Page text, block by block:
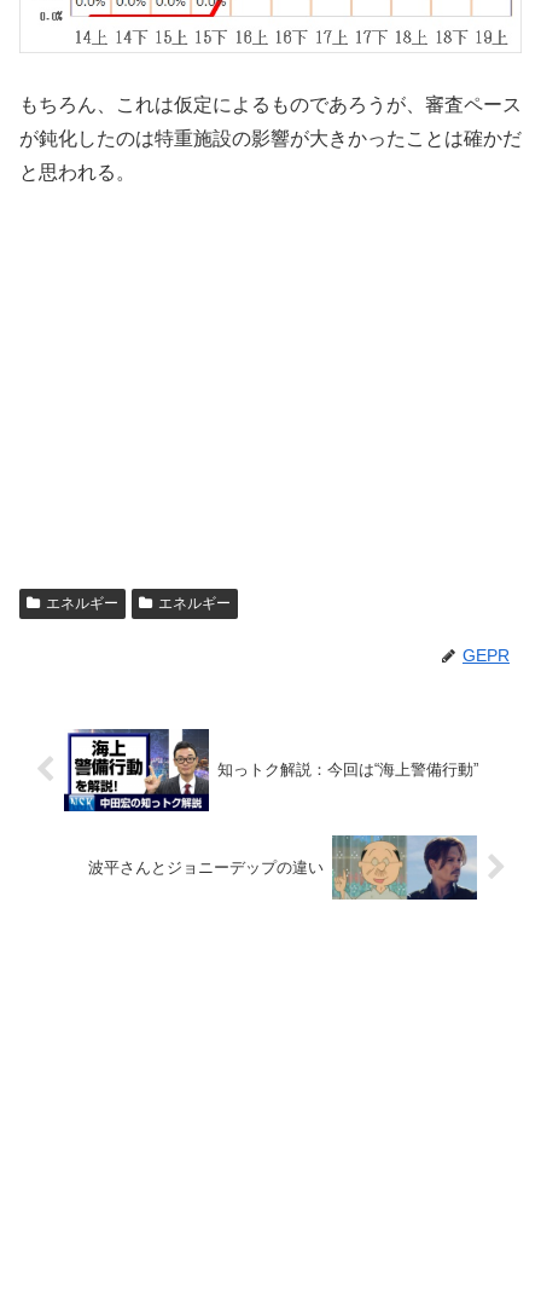
もちろん、これは仮定によるものであろうが、審査ペース
が鈍化したのは特重施設の影響が大きかったことは確かだ
と思われる。
エネルギー エネルギー
GEPR
知っトク解説：今回は“海上警備行動”
波平さんとジョニーデップの違い